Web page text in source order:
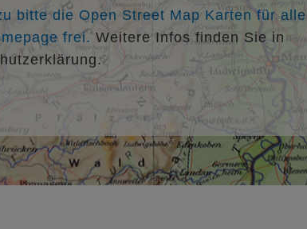
bitte die Open Street Map Karten für alle
frei.Weitere Infos finden Sie in